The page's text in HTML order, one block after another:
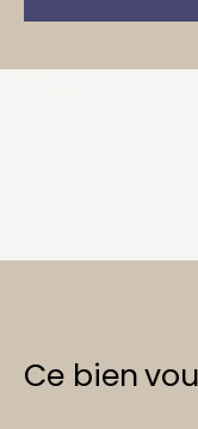
Ce bien